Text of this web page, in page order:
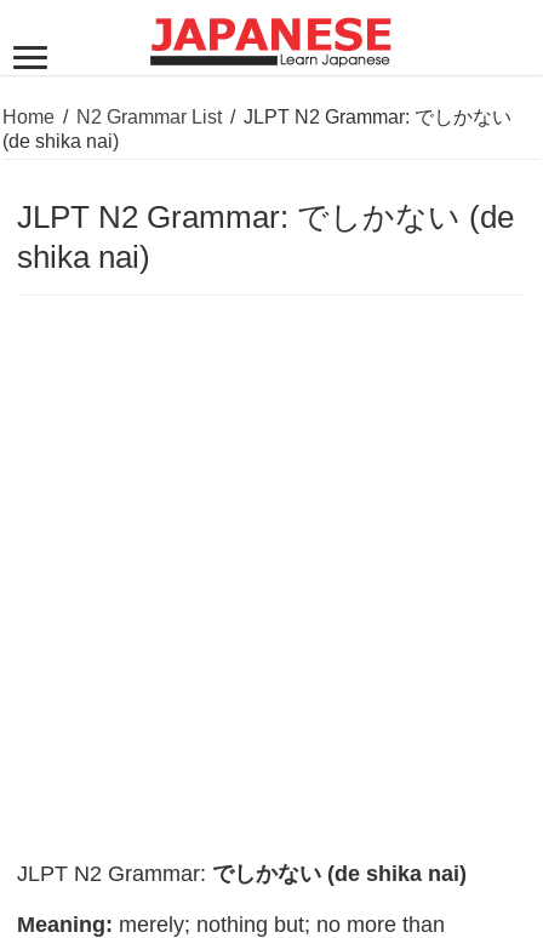
Home / N2 Grammar List / JLPT N2 Grammar: でしかない
(de shika nai)
JLPT N2 Grammar: でしかない (de
shika nai)
JLPT N2 Grammar: でしかない (de shika nai)
Meaning: merely; nothing but; no more than